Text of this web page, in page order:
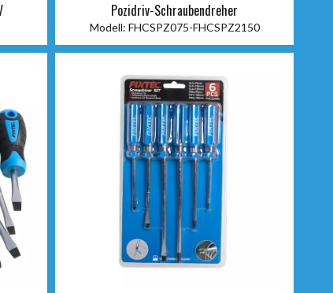
Pozidriv-Schraubendreher
Modell: FHCSPZ075-FHCSPZ2150